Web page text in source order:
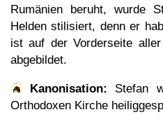
Rumänien beruht, wurde
Helden stilisiert, denn er
ist auf der Vorderseite
abgebildet.
Kanonisation: Stefan
Orthodoxen Kirche